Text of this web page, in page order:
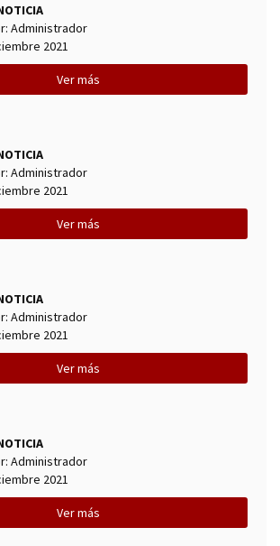
Administrador
2021
Ver más
Administrador
2021
Ver más
Administrador
2021
Ver más
Administrador
2021
Ver más